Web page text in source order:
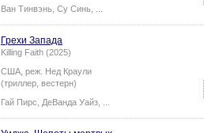
Ван Тинвэнь Су Синь
Грехи Запада
Killing Faith (2025)
США, реж. Нед Краули
(триллер, вестерн)
Гай Пирс
ДеВанда Уайз